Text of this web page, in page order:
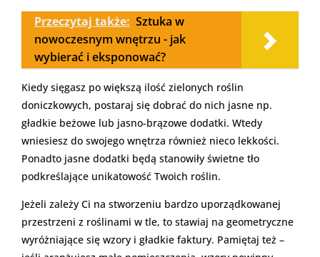
Przeczytaj także: Sztuka w
nowoczesnym wnętrzu - jak
wybierać i eksponować?
Kiedy sięgasz po większą ilość zielonych roślin
doniczkowych, postaraj się dobrać do nich jasne np.
gładkie beżowe lub jasno-brązowe dodatki. Wtedy
wniesiesz do swojego wnętrza również nieco lekkości.
Ponadto jasne dodatki będą stanowiły świetne tło
podkreślające unikatowość Twoich roślin.
Jeżeli zależy Ci na stworzeniu bardzo uporządkowanej
przestrzeni z roślinami w tle, to stawiaj na geometryczne
wyróżniające się wzory i gładkie faktury. Pamiętaj też –